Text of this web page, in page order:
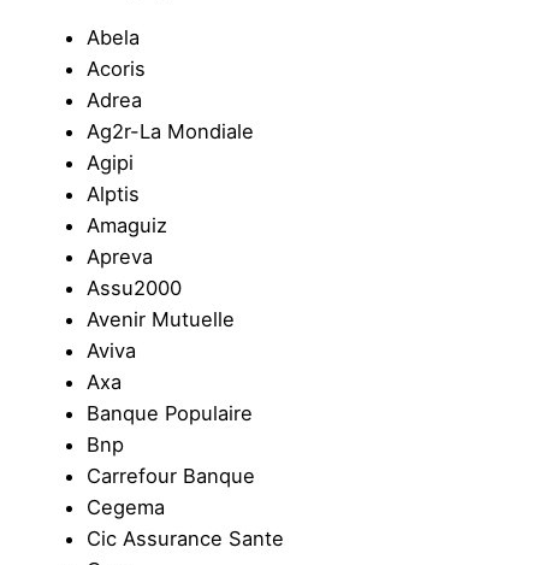
Abela
Acoris
Adrea
Ag2r-La Mondiale
Agipi
Alptis
Amaguiz
Apreva
Assu2000
Avenir Mutuelle
Aviva
Axa
Banque Populaire
Bnp
Carrefour Banque
Cegema
Cic Assurance Sante